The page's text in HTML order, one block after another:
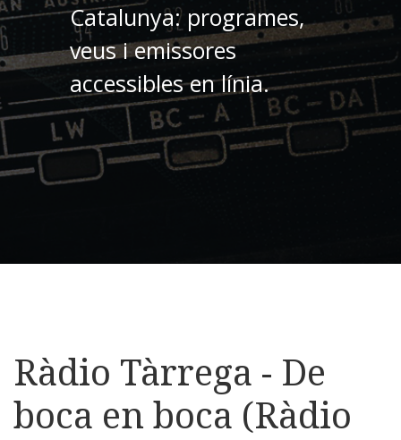
Catalunya: programes,
veus i emissores
accessibles en línia.
Ràdio Tàrrega - De
boca en boca (Ràdio